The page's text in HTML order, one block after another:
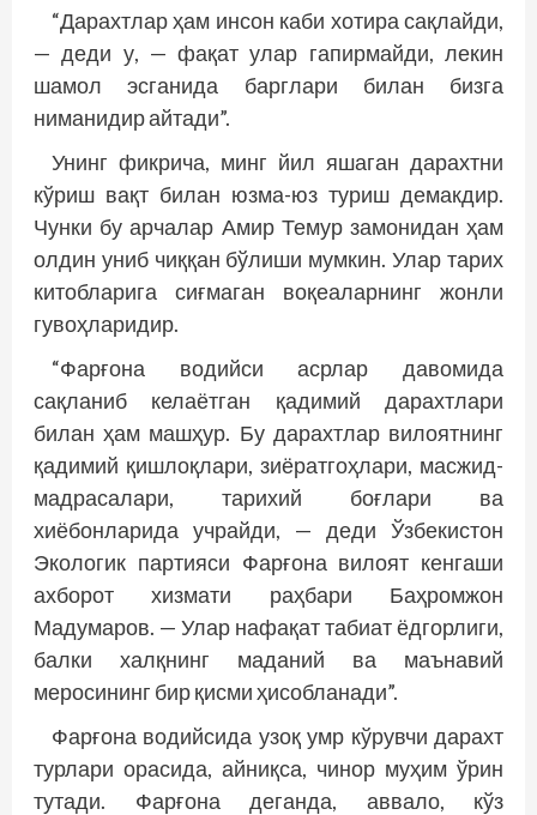
“Дарахтлар ҳам инсон каби хотира сақлайди,
— деди у, — фақат улар гапирмайди, лекин
шамол эсганида барглари билан бизга
ниманидир айтади”.
Унинг фикрича, минг йил яшаган дарахтни
кўриш вақт билан юзма-юз туриш демакдир.
Чунки бу арчалар Амир Темур замонидан ҳам
олдин униб чиққан бўлиши мумкин. Улар тарих
китобларига сиғмаган воқеаларнинг жонли
гувоҳларидир.
“Фарғона водийси асрлар давомида
сақланиб келаётган қадимий дарахтлари
билан ҳам машҳур. Бу дарахтлар вилоятнинг
қадимий қишлоқлари, зиёратгоҳлари, масжид-
мадрасалари, тарихий боғлари ва
хиёбонларида учрайди, — деди Ўзбекистон
Экологик партияси Фарғона вилоят кенгаши
ахборот хизмати раҳбари Баҳромжон
Мадумаров. — Улар нафақат табиат ёдгорлиги,
балки халқнинг маданий ва маънавий
меросининг бир қисми ҳисобланади”.
Фарғона водийсида узоқ умр кўрувчи дарахт
турлари орасида, айниқса, чинор муҳим ўрин
тутади. Фарғона деганда, аввало, кўз